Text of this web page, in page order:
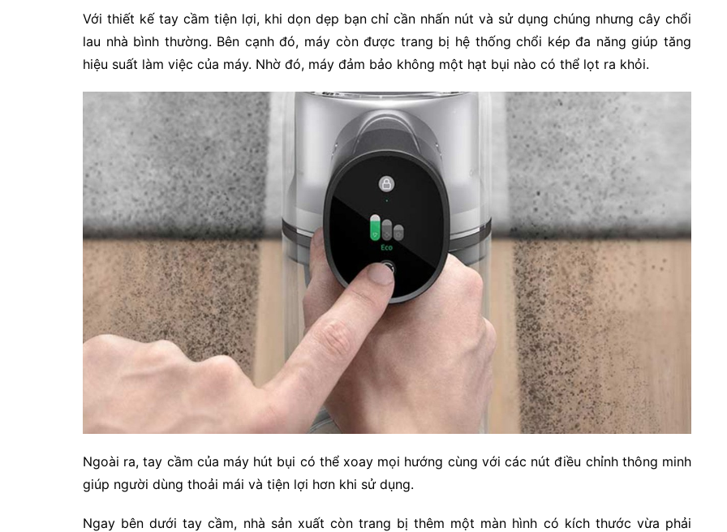
Với thiết kế tay cầm tiện lợi, khi dọn dẹp bạn chỉ cần nhấn nút và sử dụng chúng nhưng cây chổi
lau nhà bình thường. Bên cạnh đó, máy còn được trang bị hệ thống chổi kép đa năng giúp tăng
hiệu suất làm việc của máy. Nhờ đó, máy đảm bảo không một hạt bụi nào có thể lọt ra khỏi.
Ngoài ra, tay cầm của máy hút bụi có thể xoay mọi hướng cùng với các nút điều chỉnh thông minh
giúp người dùng thoải mái và tiện lợi hơn khi sử dụng.
Ngay bên dưới tay cầm, nhà sản xuất còn trang bị thêm một màn hình có kích thước vừa phải